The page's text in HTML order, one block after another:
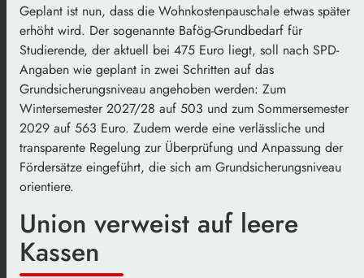
Geplant ist nun, dass die Wohnkostenpauschale etwas später
erhöht wird. Der sogenannte Bafög-Grundbedarf für
Studierende, der aktuell bei 475 Euro liegt, soll nach SPD-
Angaben wie geplant in zwei Schritten auf das
Grundsicherungsniveau angehoben werden: Zum
Wintersemester 2027/28 auf 503 und zum Sommersemester
2029 auf 563 Euro. Zudem werde eine verlässliche und
transparente Regelung zur Überprüfung und Anpassung der
Fördersätze eingeführt, die sich am Grundsicherungsniveau
orientiere.
Union verweist auf leere
Kassen